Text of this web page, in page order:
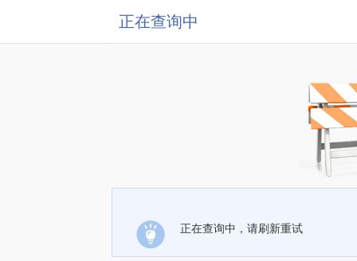
正在查询中
正在查询中，请刷新重试